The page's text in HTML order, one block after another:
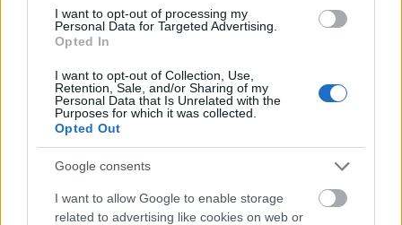
I want to opt-out of processing my
Personal Data for Targeted Advertising.
Opted In
I want to opt-out of Collection, Use,
Retention, Sale, and/or Sharing of my
Personal Data that Is Unrelated with the
Purposes for which it was collected.
Opted Out
Google consents
I want to allow Google to enable storage
related to advertising like cookies on web or
ΛΗΜΝΟΣ - ΔΙΑΜΟΝΗ
Afrodite Hotel Apartments